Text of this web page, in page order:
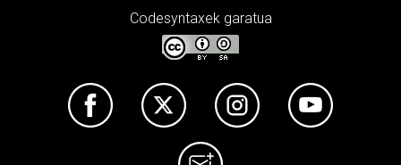
Codesyntaxek garatua